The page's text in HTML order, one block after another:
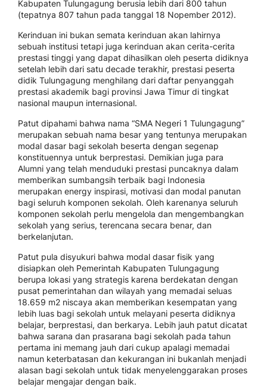
Kabupaten Tulungagung berusia lebih dari 800 tahun
(tepatnya 807 tahun pada tanggal 18 Nopember 2012).
Kerinduan ini bukan semata kerinduan akan lahirnya
sebuah institusi tetapi juga kerinduan akan cerita-cerita
prestasi tinggi yang dapat dihasilkan oleh peserta didiknya
setelah lebih dari satu decade terakhir, prestasi peserta
didik Tulungagung menghilang dari daftar penyanggah
prestasi akademik bagi provinsi Jawa Timur di tingkat
nasional maupun internasional.
Patut dipahami bahwa nama “SMA Negeri 1 Tulungagung”
merupakan sebuah nama besar yang tentunya merupakan
modal dasar bagi sekolah beserta dengan segenap
konstituennya untuk berprestasi. Demikian juga para
Alumni yang telah menduduki prestasi puncaknya dalam
memberikan sumbangsih terbaik bagi Indonesia
merupakan energy inspirasi, motivasi dan modal panutan
bagi seluruh komponen sekolah. Oleh karenanya seluruh
komponen sekolah perlu mengelola dan mengembangkan
sekolah yang serius, terencana secara benar, dan
berkelanjutan.
Patut pula disyukuri bahwa modal dasar fisik yang
disiapkan oleh Pemerintah Kabupaten Tulungagung
berupa lokasi yang strategis karena berdekatan dengan
pusat pemerintahan dan wilayah yang memadai seluas
18.659 m2 niscaya akan memberikan kesempatan yang
lebih luas bagi sekolah untuk melayani peserta didiknya
belajar, berprestasi, dan berkarya. Lebih jauh patut dicatat
bahwa sarana dan prasarana bagi sekolah pada tahun
pertama ini memang jauh dari cukup apalagi memadai
namun keterbatasan dan kekurangan ini bukanlah menjadi
alasan bagi sekolah untuk tidak menyelenggarakan proses
belajar mengajar dengan baik.